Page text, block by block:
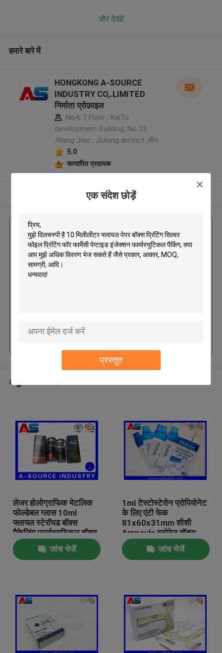
एक संदेश छोड़ें
प्रस्तुत
उत्पादों
हमारे बारे में
और देखो
हमारे बारे में
HONGKONG A-SOURCE
INDUSTRY CO,.LIMITED
निर्माता प्रोफ़ाइल
No4, 7 Floor , KaiTu
development Building, No 33
,Wang Jiao , Jiulong district ,चीन
5.0
सत्यापित प्रदायक
और देखो
सबसे उत्तम प्रतिदान प्राप्त करें
10 मिलीलीटर फ्लायल पेपर बॉक्स प्रिंटिंग
जारी रखें
अनुशंसित उत्पाद
लेजर होलोग्राफिक मेटलिक
फोल्डेबल ग्लास 10ml
फ्लायल स्टेरॉयड बॉक्स
पैकेजिंग फार्मास्यूटिकल बॉक्स
लेबल
जांच भेजें
1ml टेस्टोस्टेरोन प्रोपियोनेट
के लिए एंटी फेक
81x60x31mm शीशी
Ampoule स्टोरेज बॉक्स:
जांच भेजें